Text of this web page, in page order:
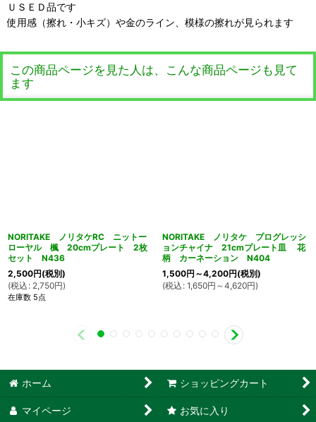
ＵＳＥＤ品です
使用感（擦れ・小キズ）や金のライン、模様の擦れが見られます
この商品ページを見た人は、こんな商品ページも見て
ます
NORITAKE ノリタケRC ニットー
ローヤル 楓 20cmプレート 2枚
セット N436
2,500円(税別)
(税込 : 2,750円)
在庫数 5点
NORITAKE ノリタケ プログレッシ
ョンチャイナ 21cmプレート皿 花
柄 カーネーション N404
1,500円 ～4,200円(税別)
(税込 : 1,650円 ～4,620円)
ホーム ショッピングカート
マイページ お気に入り